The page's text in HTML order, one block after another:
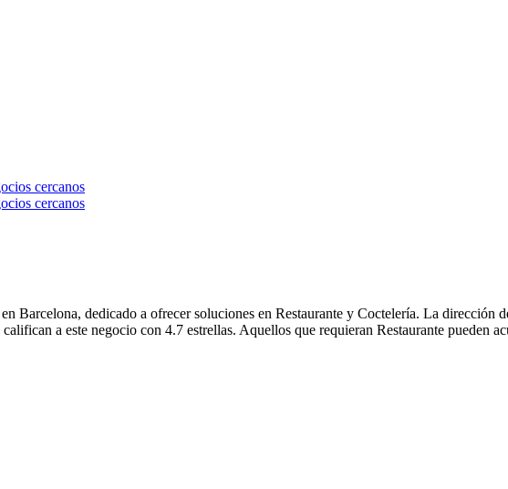
cercanos
cercanos
Barcelona, dedicado a ofrecer soluciones en Restaurante y Coctelería. La
a este negocio con 4.7 estrellas. Aquellos que requieran Restaurante pueden